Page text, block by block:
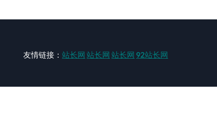
友情链接： 站长网 站长网 站长网 92站长网